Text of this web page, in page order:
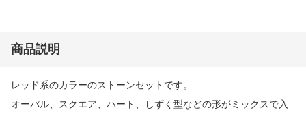
商品説明
レッド系のカラーのストーンセットです。
オーバル、スクエア、ハート、しずく型などの形がミックスで入